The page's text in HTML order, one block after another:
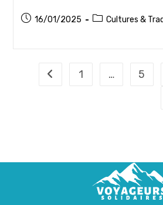
Publication
16/01/2025
PostCultures &
Go to the previous page
1 … 5